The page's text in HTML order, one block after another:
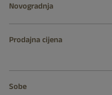
Novogradnja
Prodajna cijena
Sobe